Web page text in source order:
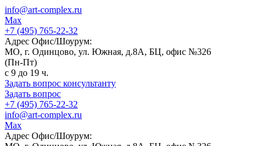
info@art-complex.ru
Max
+7 (495) 765-22-32
Адрес Офис/Шоурум:
МО, г. Одинцово, ул. Южная, д.8А, БЦ, офис №326
(Пн-Пт)
с 9 до 19 ч.
Задать вопрос консультанту
Задать вопрос
+7 (495) 765-22-32
info@art-complex.ru
Max
Адрес Офис/Шоурум: